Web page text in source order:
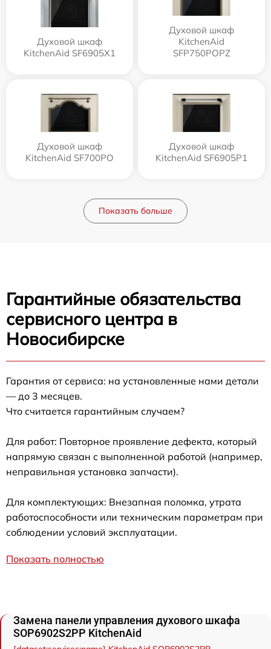
Духовой шкаф
KitchenAid SF6905X1
Духовой шкаф
KitchenAid
SFP750POPZ
Духовой шкаф
KitchenAid SF700PO
Духовой шкаф
KitchenAid SF6905P1
Показать больше
Гарантийные обязательства
сервисного центра в
Новосибирске
Гарантия от сервиса: на установленные нами детали
— до 3 месяцев.
Что считается гарантийным случаем?
Для работ: Повторное проявление дефекта, который
напрямую связан с выполненной работой (например,
неправильная установка запчасти).
Для комплектующих: Внезапная поломка, утрата
работоспособности или техническим параметрам при
соблюдении условий эксплуатации.
Показать полностью
Замена панели управления духового шкафа
SOP6902S2PP KitchenAid